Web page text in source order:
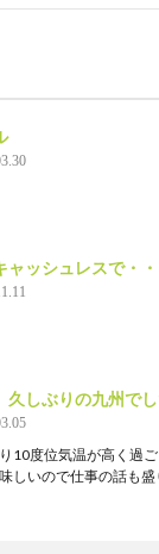
ャッシュレスで・・
久しぶりの九州でし
10度位気温が高く過
しいので仕事の話も